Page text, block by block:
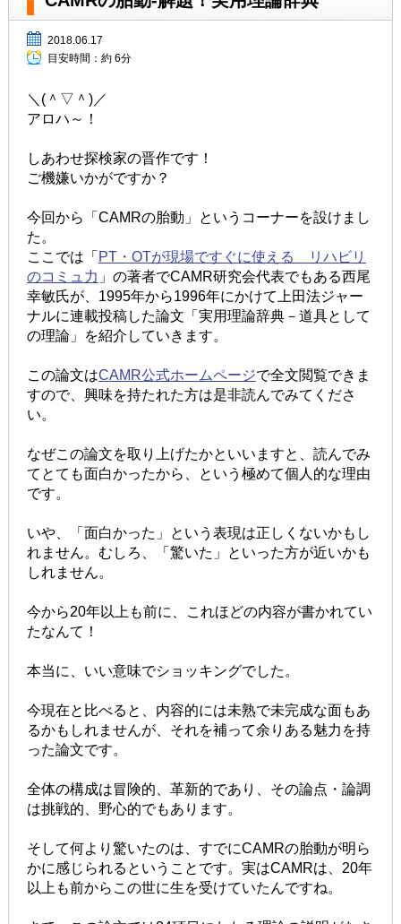
2018.06.17
目安時間： 約 6分
＼(＾▽＾)／
アロハ～！
しあわせ探検家の晋作です！
ご機嫌いかがですか？
今回から「CAMRの胎動」というコーナーを設けまし
た。
ここでは「 PT・OTが現場ですぐに使える リハビリ
のコミュ力 」の著者でCAMR研究会代表でもある西尾
幸敏氏が、1995年から1996年にかけて上田法ジャー
ナルに連載投稿した論文「実用理論辞典－道具として
の理論」を紹介していきます。
この論文はCAMR公式ホームページで全文閲覧できま
すので、興味を持たれた方は是非読んでみてくださ
い。
なぜこの論文を取り上げたかといいますと、読んでみ
てとても面白かったから、という極めて個人的な理由
です。
いや、「面白かった」という表現は正しくないかもし
れません。むしろ、「驚いた」といった方が近いかも
しれません。
今から20年以上も前に、これほどの内容が書かれてい
たなんて！
本当に、いい意味でショッキングでした。
今現在と比べると、内容的には未熟で未完成な面もあ
るかもしれませんが、それを補って余りある魅力を持
った論文です。
全体の構成は冒険的、革新的であり、その論点・論調
は挑戦的、野心的でもあります。
そして何より驚いたのは、すでにCAMRの胎動が明ら
かに感じられるということです。実はCAMRは、20年
以上も前からこの世に生を受けていたんですね。